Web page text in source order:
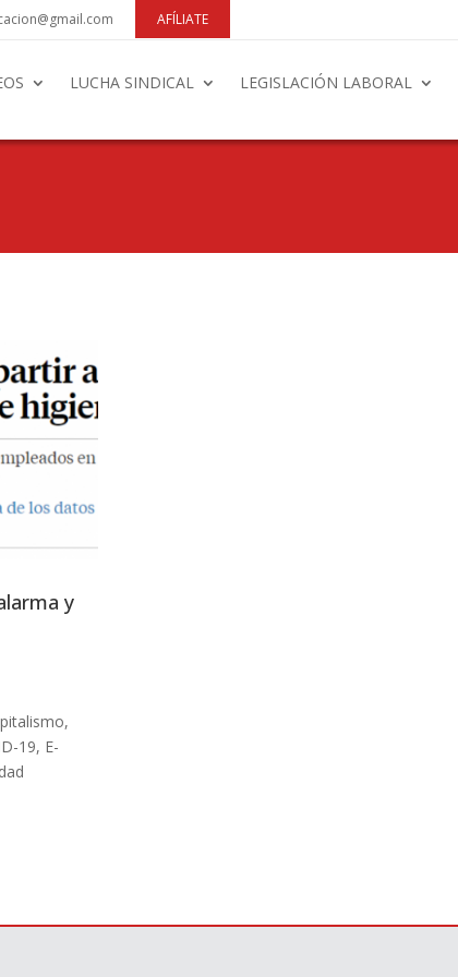
AFÍLIATE
LUCHA SINDICAL LEGISLACIÓN LABORAL
y
,
19, E-